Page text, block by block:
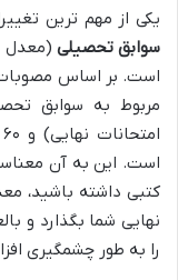
یکی از مهم ترین
سوابق تحصیلی (معدل
مربوط به سوابق
است. این به آن
کتبی داشته باشید،
نهایی شما بگذارد و
را به طور چشمگیری